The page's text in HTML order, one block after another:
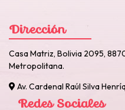
Dirección
Casa Matriz, Bolivia 2095,
Metropolitana.
Av. Cardenal Raúl Silva
Redes Sociales